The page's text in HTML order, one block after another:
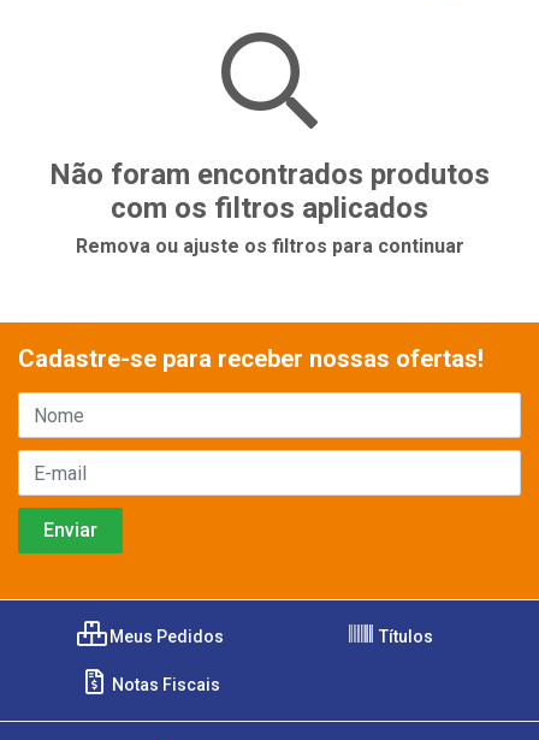
Não foram encontrados produtos
com os filtros aplicados
Remova ou ajuste os filtros para continuar
Cadastre-se para receber nossas ofertas!
Meus Pedidos Títulos
Notas Fiscais